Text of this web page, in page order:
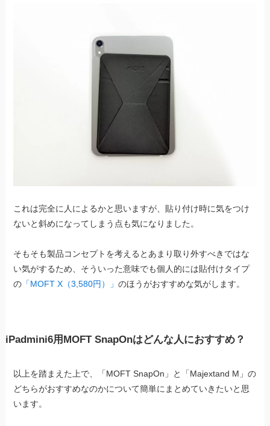
これは完全に人によるかと思いますが、貼り付け時に気をつけ
ないと斜めになってしまう点も気になりました。
そもそも製品コンセプトを考えるとあまり取り外すべきではな
い気がするため、そういった意味でも個人的には貼付けタイプ
の 「MOFT X（3,580円）」のほうがおすすめな気がします。
iPadmini6用MOFT SnapOnはどんな人におすすめ？
以上を踏まえた上で、「MOFT SnapOn」と「Majextand M」の
どちらがおすすめなのかについて簡単にまとめていきたいと思
います。